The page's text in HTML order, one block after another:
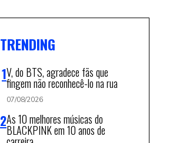
TRENDING
V, do BTS, agradece fãs que
fingem não reconhecê-lo na rua
07/08/2026
As 10 melhores músicas do
BLACKPINK em 10 anos de